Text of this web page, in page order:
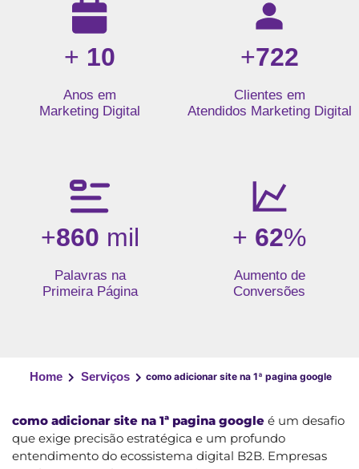
Resultados da nossa agência de marketing digital: mais
+ 10
Anos em
Marketing Digital
+722
Clientes em
Atendidos Marketing Digital
+860 mil
Palavras na
Primeira Página
+ 62%
Aumento de
Conversões
Home Serviços como adicionar site na 1ª pagina google
como adicionar site na 1ª pagina google é um desafio
que exige precisão estratégica e um profundo
entendimento do ecossistema digital B2B. Empresas